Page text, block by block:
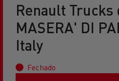
Renault
MASERA' DI
Italy
Fechado